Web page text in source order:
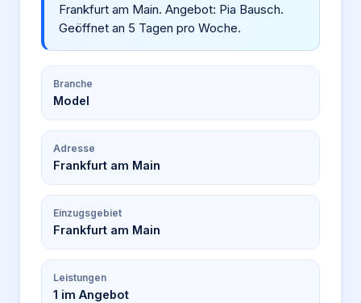
Frankfurt am Main. Angebot: Pia Bausch.
Geöffnet an 5 Tagen pro Woche.
Branche
Model
Adresse
Frankfurt am Main
Einzugsgebiet
Frankfurt am Main
Leistungen
1 im Angebot